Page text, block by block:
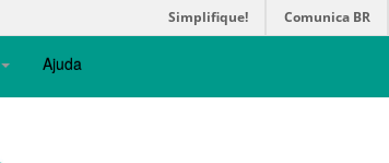
Simplifique! Comunica BR
Ajuda